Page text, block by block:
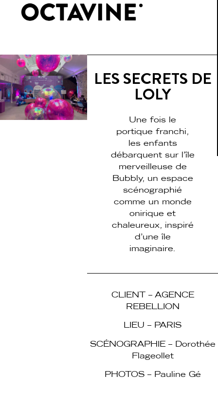
LES SECRETS DE
LOLY
Une fois le
portique franchi,
les enfants
débarquent sur l’île
merveilleuse de
Bubbly, un espace
scénographié
comme un monde
onirique et
chaleureux, inspiré
d’une île
imaginaire.
CLIENT – AGENCE
REBELLION
LIEU – PARIS
SCÉNOGRAPHIE – Dorothée
Flageollet
PHOTOS – Pauline Gé